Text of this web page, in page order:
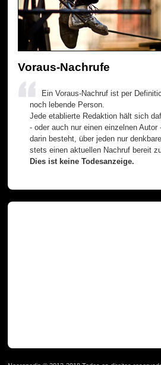
Voraus-Nachrufe
Ein Voraus-Nachruf ist per
noch lebende Person.
Jede etablierte Redaktion hält sich
- oder auch nur einen einzelnen
darin besteht, über jeden nur
stets einen aktuellen Nachruf bereit
Dies ist keine Todesanzeige.